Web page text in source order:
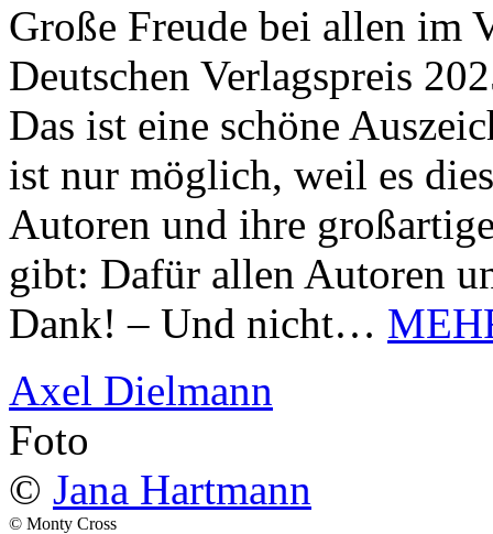
Große Freude bei allen im
Deutschen Verlagspreis
Das ist eine schöne
ist nur möglich, weil es
Autoren und ihre
gibt: Dafür allen Autoren
Dank! – Und nicht…
Axel Dielmann
Foto
© Jana Hartmann
© Monty Cross